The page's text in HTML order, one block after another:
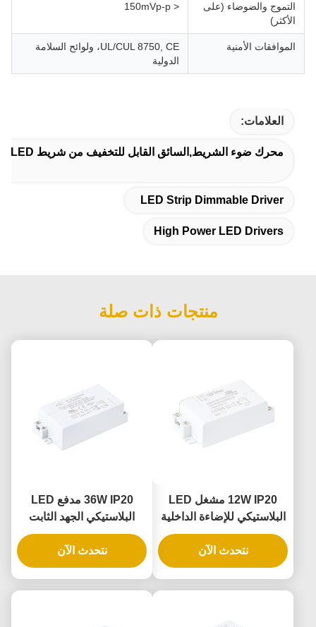
التموج والضوضاء (على
الأكثر)
< 150mVp-p
الموافقات الأمنية
UL/CUL 8750, CE، ولوائح السلامة
الدولية
العلامات:
محرك ضوء الشريط,السائق القابل للتخفيف من شريط LED,برامج تشغيل عالية الطاقة
LED Strip Dimmable Driver
High Power LED Drivers
منتجات ذات صلة
12W IP20 مشغل LED
البلاستيكي للإضاءة الداخلية
بجهد ثابت وإدخال عالمي
نتحدث الآن
36W IP20 مدفع LED
البلاستيكي الجهد الثابت
لتطبيقات الإضاءة الداخلية
نتحدث الآن